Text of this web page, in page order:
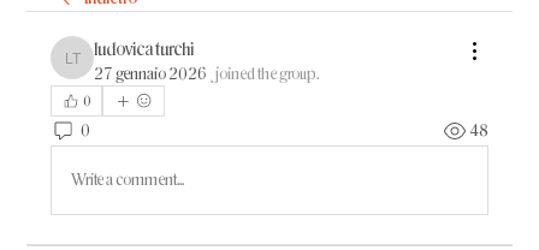
ludovica turchi
ludovica turchi
27 gennaio 2026 ·joined the group.
0
0 48
Write a comment...